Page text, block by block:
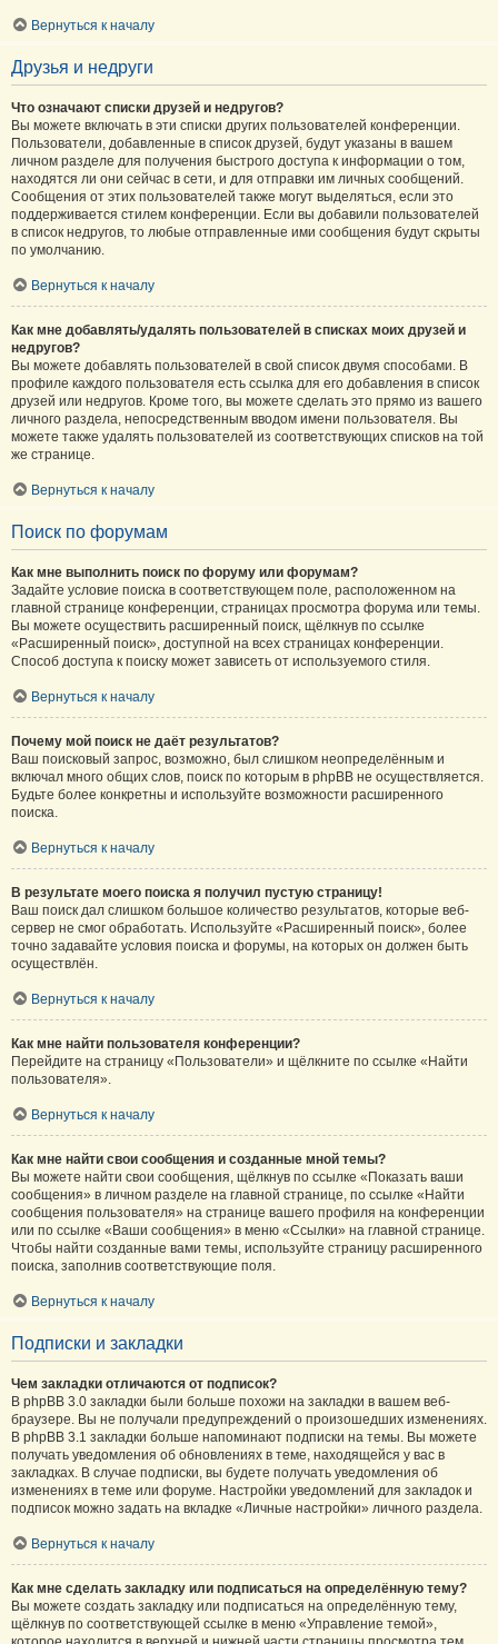
Вернуться к началу
Друзья и недруги
Что означают списки друзей и недругов?
Вы можете включать в эти списки других пользователей конференции.
Пользователи, добавленные в список друзей, будут указаны в вашем
личном разделе для получения быстрого доступа к информации о том,
находятся ли они сейчас в сети, и для отправки им личных сообщений.
Сообщения от этих пользователей также могут выделяться, если это
поддерживается стилем конференции. Если вы добавили пользователей
в список недругов, то любые отправленные ими сообщения будут скрыты
по умолчанию.
Вернуться к началу
Как мне добавлять/удалять пользователей в списках моих друзей и
недругов?
Вы можете добавлять пользователей в свой список двумя способами. В
профиле каждого пользователя есть ссылка для его добавления в список
друзей или недругов. Кроме того, вы можете сделать это прямо из вашего
личного раздела, непосредственным вводом имени пользователя. Вы
можете также удалять пользователей из соответствующих списков на той
же странице.
Вернуться к началу
Поиск по форумам
Как мне выполнить поиск по форуму или форумам?
Задайте условие поиска в соответствующем поле, расположенном на
главной странице конференции, страницах просмотра форума или темы.
Вы можете осуществить расширенный поиск, щёлкнув по ссылке
«Расширенный поиск», доступной на всех страницах конференции.
Способ доступа к поиску может зависеть от используемого стиля.
Вернуться к началу
Почему мой поиск не даёт результатов?
Ваш поисковый запрос, возможно, был слишком неопределённым и
включал много общих слов, поиск по которым в phpBB не осуществляется.
Будьте более конкретны и используйте возможности расширенного
поиска.
Вернуться к началу
В результате моего поиска я получил пустую страницу!
Ваш поиск дал слишком большое количество результатов, которые веб-
сервер не смог обработать. Используйте «Расширенный поиск», более
точно задавайте условия поиска и форумы, на которых он должен быть
осуществлён.
Вернуться к началу
Как мне найти пользователя конференции?
Перейдите на страницу «Пользователи» и щёлкните по ссылке «Найти
пользователя».
Вернуться к началу
Как мне найти свои сообщения и созданные мной темы?
Вы можете найти свои сообщения, щёлкнув по ссылке «Показать ваши
сообщения» в личном разделе на главной странице, по ссылке «Найти
сообщения пользователя» на странице вашего профиля на конференции
или по ссылке «Ваши сообщения» в меню «Ссылки» на главной странице.
Чтобы найти созданные вами темы, используйте страницу расширенного
поиска, заполнив соответствующие поля.
Вернуться к началу
Подписки и закладки
Чем закладки отличаются от подписок?
В phpBB 3.0 закладки были больше похожи на закладки в вашем веб-
браузере. Вы не получали предупреждений о произошедших изменениях.
В phpBB 3.1 закладки больше напоминают подписки на темы. Вы можете
получать уведомления об обновлениях в теме, находящейся у вас в
закладках. В случае подписки, вы будете получать уведомления об
изменениях в теме или форуме. Настройки уведомлений для закладок и
подписок можно задать на вкладке «Личные настройки» личного раздела.
Вернуться к началу
Как мне сделать закладку или подписаться на определённую тему?
Вы можете создать закладку или подписаться на определённую тему,
щёлкнув по соответствующей ссылке в меню «Управление темой»,